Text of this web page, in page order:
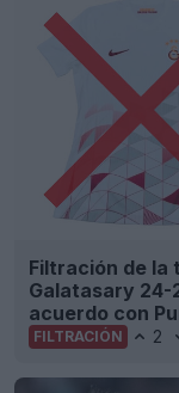
Filtración de la
Galatasary 24-
acuerdo con
FILTRACIÓN 2